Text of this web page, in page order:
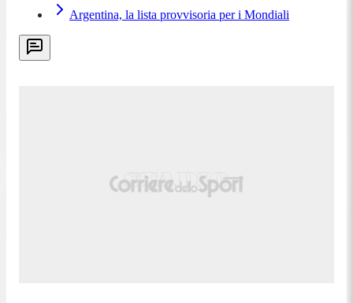
Argentina, la lista provvisoria per i Mondiali